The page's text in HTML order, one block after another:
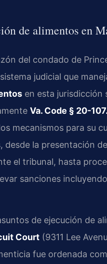
de alimentos en
del condado de
judicial que
en esta jurisdicción
Va. Code § 20-
mecanismos para su
desde la presentación
el tribunal, hasta
sanciones
de ejecución de
Court (9311 Lee
fue ordenada